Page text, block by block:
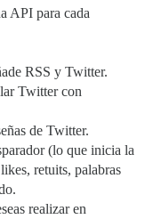
API para cada
RSS y Twitter.
Twitter con
de Twitter.
(lo que inicia la
retuits, palabras
realizar en